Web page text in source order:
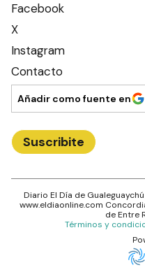
Facebook
X
Instagram
Contacto
Añadir como fuente en
Suscribite
Diario El Día de Gualeguaychú
www.eldiaonline.com
deEntre
Términos y